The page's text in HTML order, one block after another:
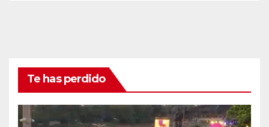
Te has perdido